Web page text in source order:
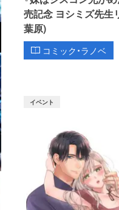
売記念 ヨシミズ先生
葉原)
コミック・ラノベ
イベント